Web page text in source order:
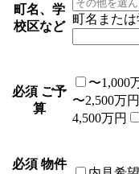
町名、学
校区など
町名または
必須ご予
算
〜1,000
〜2,500万円
4,500万円
必須物件